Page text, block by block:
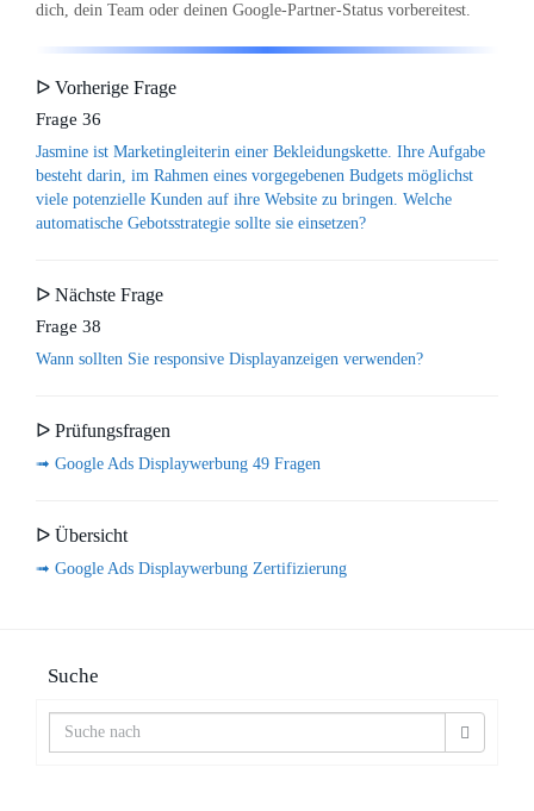
dich, dein Team oder deinen Google-Partner-Status vorbereitest.
ᐅ Vorherige Frage
Frage 36
Jasmine ist Marketingleiterin einer Bekleidungskette. Ihre Aufgabe
besteht darin, im Rahmen eines vorgegebenen Budgets möglichst
viele potenzielle Kunden auf ihre Website zu bringen. Welche
automatische Gebotsstrategie sollte sie einsetzen?
ᐅ Nächste Frage
Frage 38
Wann sollten Sie responsive Displayanzeigen verwenden?
ᐅ Prüfungsfragen
➟ Google Ads Displaywerbung 49 Fragen
ᐅ Übersicht
➟ Google Ads Displaywerbung Zertifizierung
Suche